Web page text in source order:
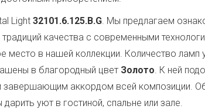
Light 32101.6.125.B.G. Мы предлагаем
качества с современными
место в нашей коллекции. Количество ламп
в благородный цвет Золото. К ней
аккордом всей композиции.
уют в гостиной, спальне или зале.